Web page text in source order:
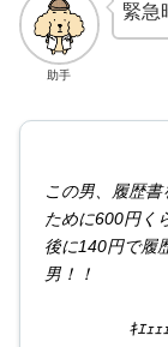
助手
緊急
この男、履歴
ために600円く
後に140円で履
男！！
ｷｴｪｪｪｪｪｪ